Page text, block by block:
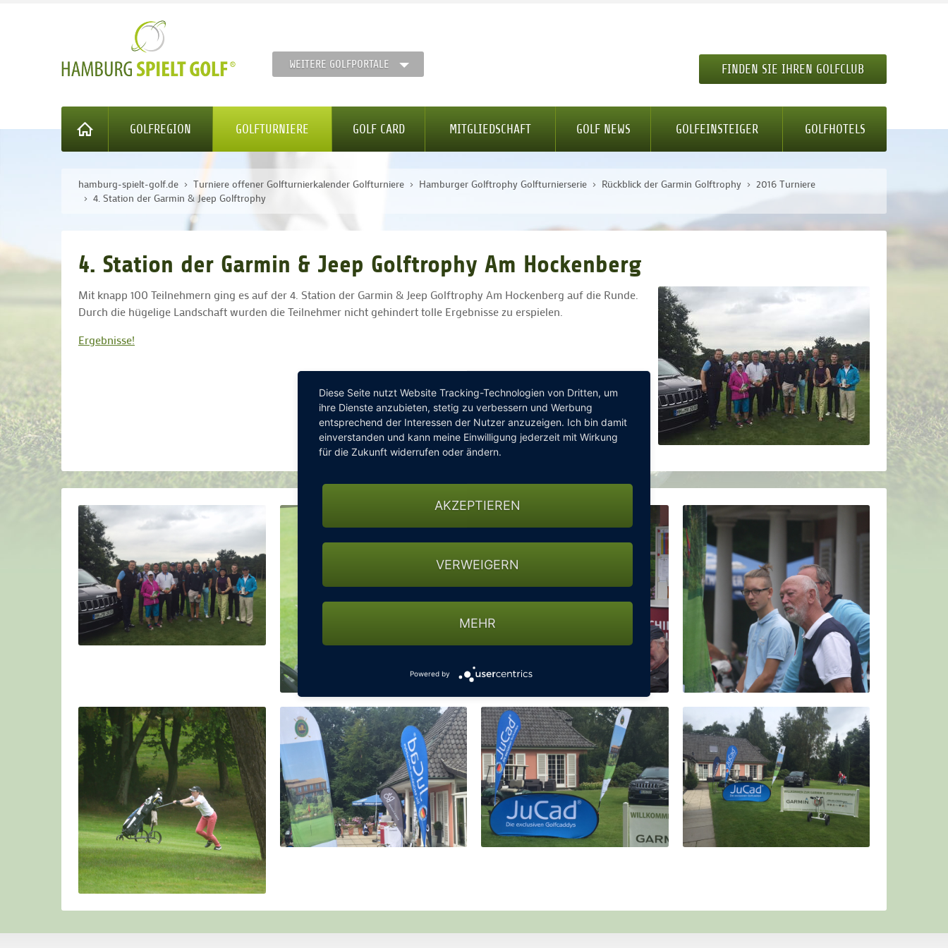
WEITERE GOLFPORTALE FINDEN SIE IHREN GOLFCLUB
GOLFREGION GOLFTURNIERE GOLF CARD MITGLIEDSCHAFT GOLF NEWS GOLFEINSTEIGER GOLFHOTELS
hamburg-spielt-golf.de Turniere offener Golfturnierkalender Golfturniere Hamburger Golftrophy Golfturnierserie Rückblick der Garmin Golftrophy
2016 Turniere
4. Station der Garmin & Jeep Golftrophy
4. Station der Garmin & Jeep Golftrophy Am Hockenberg
Mit knapp 100 Teilnehmern ging es auf der 4. Station der Garmin & Jeep Golftrophy Am Hockenberg auf die Runde.
Durch die hügelige Landschaft wurden die Teilnehmer nicht gehindert tolle Ergebnisse zu erspielen.
Ergebnisse!
Diese Seite nutzt Website Tracking-Technologien von Dritten, um
ihre Dienste anzubieten, stetig zu verbessern und Werbung
entsprechend der Interessen der Nutzer anzuzeigen. Ich bin damit
einverstanden und kann meine Einwilligung jederzeit mit Wirkung
für die Zukunft widerrufen oder ändern.
AKZEPTIEREN
VERWEIGERN
MEHR
Powered by